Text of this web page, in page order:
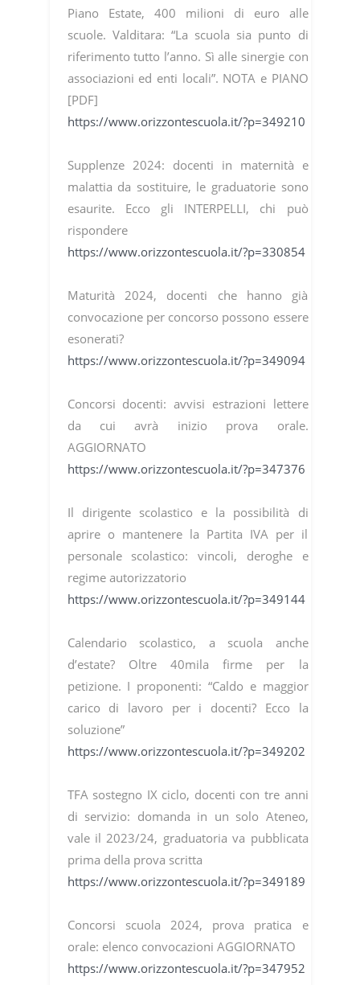
Piano Estate, 400 milioni di euro alle
scuole. Valditara: “La scuola sia punto di
riferimento tutto l’anno. Sì alle sinergie con
associazioni ed enti locali”. NOTA e PIANO
[PDF]
https://www.orizzontescuola.it/?p=349210
Supplenze 2024: docenti in maternità e
malattia da sostituire, le graduatorie sono
esaurite. Ecco gli INTERPELLI, chi può
rispondere
https://www.orizzontescuola.it/?p=330854
Maturità 2024, docenti che hanno già
convocazione per concorso possono essere
esonerati?
https://www.orizzontescuola.it/?p=349094
Concorsi docenti: avvisi estrazioni lettere
da cui avrà inizio prova orale.
AGGIORNATO
https://www.orizzontescuola.it/?p=347376
Il dirigente scolastico e la possibilità di
aprire o mantenere la Partita IVA per il
personale scolastico: vincoli, deroghe e
regime autorizzatorio
https://www.orizzontescuola.it/?p=349144
Calendario scolastico, a scuola anche
d’estate? Oltre 40mila firme per la
petizione. I proponenti: “Caldo e maggior
carico di lavoro per i docenti? Ecco la
soluzione”
https://www.orizzontescuola.it/?p=349202
TFA sostegno IX ciclo, docenti con tre anni
di servizio: domanda in un solo Ateneo,
vale il 2023/24, graduatoria va pubblicata
prima della prova scritta
https://www.orizzontescuola.it/?p=349189
Concorsi scuola 2024, prova pratica e
orale: elenco convocazioni AGGIORNATO
https://www.orizzontescuola.it/?p=347952